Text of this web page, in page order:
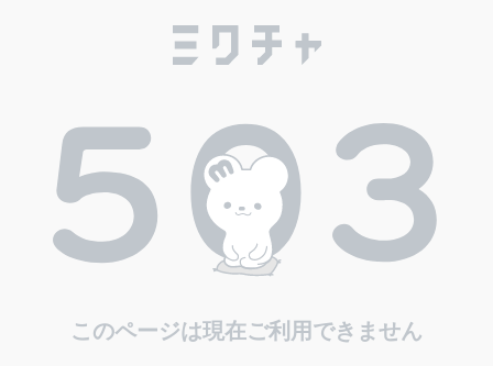
このページは現在ご利用できません